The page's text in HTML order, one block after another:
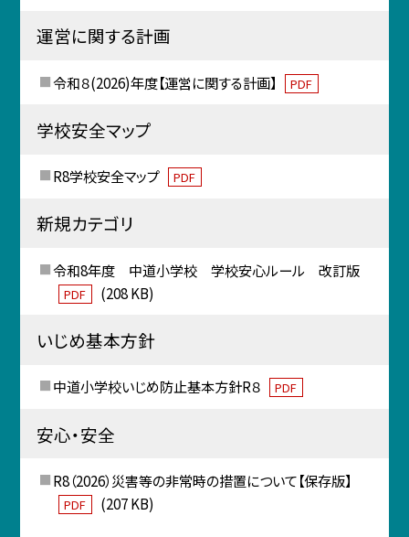
運営に関する計画
令和８(2026)年度【運営に関する計画】 PDF
学校安全マップ
R8学校安全マップ PDF
新規カテゴリ
令和8年度 中道小学校 学校安心ルール 改訂版
PDF (208 KB)
いじめ基本方針
中道小学校いじめ防止基本方針R８ PDF
安心・安全
R8（2026）災害等の非常時の措置について【保存版】
PDF (207 KB)